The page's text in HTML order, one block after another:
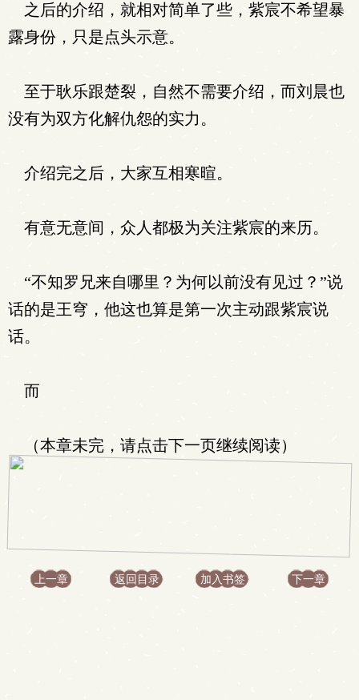
之后的介绍，就相对简单了些，紫宸不希望暴
露身份，只是点头示意。
至于耿乐跟楚裂，自然不需要介绍，而刘晨也
没有为双方化解仇怨的实力。
介绍完之后，大家互相寒暄。
有意无意间，众人都极为关注紫宸的来历。
“不知罗兄来自哪里？为何以前没有见过？”说
话的是王穹，他这也算是第一次主动跟紫宸说
话。
而
（本章未完，请点击下一页继续阅读）
上一章 返回目录 加入书签 下一章